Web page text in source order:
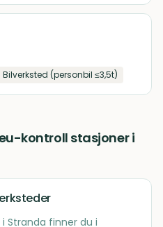
Bilverksted (personbil ≤3,5t)
kontroll stasjoneri
i Stranda finner du i